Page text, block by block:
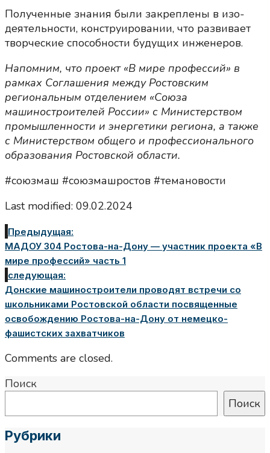
Полученные знания были закреплены в изо-
деятельности, конструировании, что развивает
творческие способности будущих инженеров.
Напомним, что проект «В мире профессий» в
рамках Соглашения между Ростовским
региональным отделением «Союза
машиностроителей России» с Министерством
промышленности и энергетики региона, а также
с Министерством общего и профессионального
образования Ростовской области.
#союзмаш #союзмашростов #темановости
Last modified: 09.02.2024
Предыдущая:
МАДОУ 304 Ростова-на-Дону — участник проекта «В
мире профессий» часть 1
следующая:
Донские машиностроители проводят встречи со
школьниками Ростовской области посвященные
освобождению Ростова-на-Дону от немецко-
фашистских захватчиков
Comments are closed.
Поиск
Поиск
Рубрики